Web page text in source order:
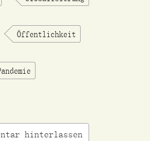
Öffentlichkeit
hinterlassen